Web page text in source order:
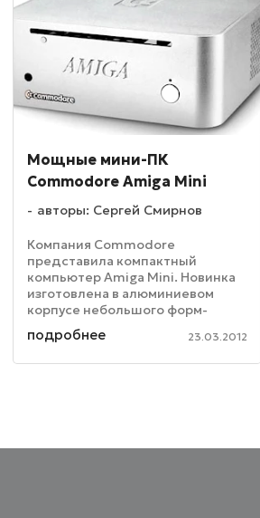
Мощные мини-ПК
Commodore Amiga Mini
авторы: Сергей Смирнов
Компания Commodore
представила компактный
компьютер Amiga Mini. Новинка
изготовлена в алюминиевом
корпусе небольшого форм-
фактора, размеры которого
составляют 197×197×75 мм.
подробнее 23.03.2012